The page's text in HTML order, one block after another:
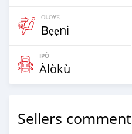
ỌLỌ́YẸ́
Bẹẹni
IPÒ
Àlòkù
Sellers comment